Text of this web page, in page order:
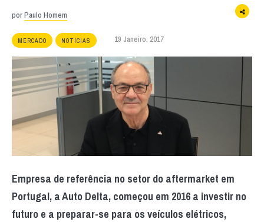
porPaulo Homem
MERCADO NOTÍCIAS 19 Janeiro, 2017
Empresa de referência no setor do aftermarket em
Portugal, a Auto Delta, começou em 2016 a investir no
futuro e a preparar-se para os veículos elétricos,